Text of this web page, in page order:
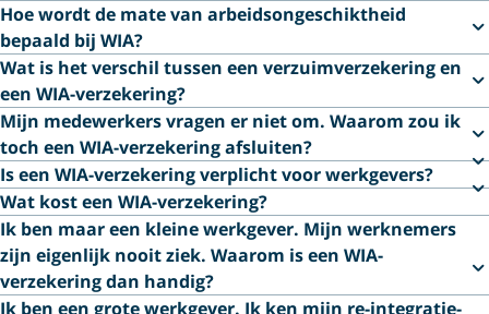
Hoe wordt de mate van arbeidsongeschiktheid
bepaald bij WIA?
Wat is het verschil tussen een verzuimverzekering en
een WIA-verzekering?
Mijn medewerkers vragen er niet om. Waarom zou ik
toch een WIA-verzekering afsluiten?
Is een WIA-verzekering verplicht voor werkgevers?
Wat kost een WIA-verzekering?
Ik ben maar een kleine werkgever. Mijn werknemers
zijn eigenlijk nooit ziek. Waarom is een WIA-
verzekering dan handig?
Ik ben een grote werkgever. Ik ken mijn re-integratie-